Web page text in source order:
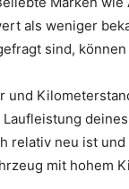
als weniger
sind,
und
Laufleistung
relativ neu ist
mit hohem